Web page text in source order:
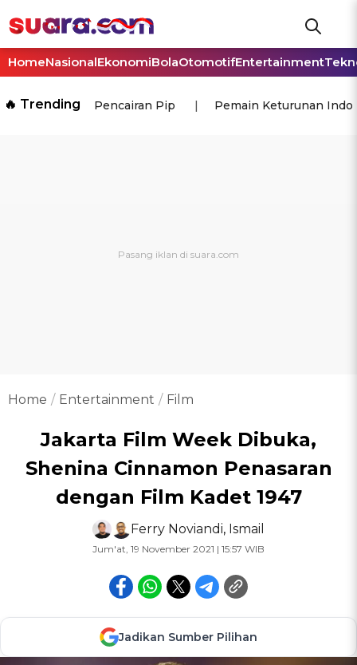
HomeNasionalEkonomiBolaOtomotifEntertainment
🔥 Trending Pencairan Pip Pemain Keturunan
Home Entertainment Film
Jakarta Film Week Dibuka,
Shenina Cinnamon Penasaran
dengan Film Kadet 1947
Ferry Noviandi, Ismail
Jum'at, 19 November 2021 | 15:57 WIB
Jadikan Sumber Pilihan